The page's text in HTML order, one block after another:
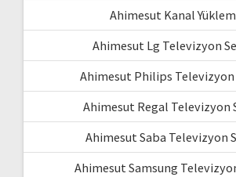
Ahimesut Kanal
Ahimesut Lg Televizyon
Ahimesut Philips Televizyon
Ahimesut Regal Televizyon
Ahimesut Saba Televizyon
Ahimesut Samsung